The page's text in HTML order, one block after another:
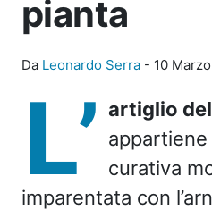
pianta
Da Leonardo Serra- 10
L’ artiglio
curativa
imparentata con